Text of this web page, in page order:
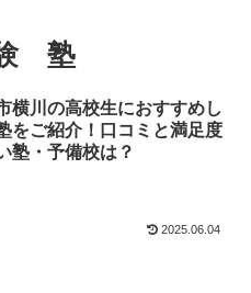
塾
横川の高校生におすすめし
をご紹介！口コミと満足度
塾・予備校は？
2025.06.04